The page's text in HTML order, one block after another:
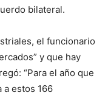
bilateral.
el funcionario
y que hay
“Para el año que
a estos 166